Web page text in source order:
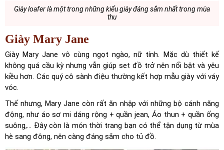
Giày loafer là một trong những kiểu giày đáng sắm nhất trong mùa
thu
Giày Mary Jane
Giày Mary Jane vô cùng ngọt ngào, nữ tính. Mặc dù thiết kế
không quá cầu kỳ nhưng vẫn giúp set đồ trở nên nổi bật và yêu
kiều hơn. Các quý cô sành điệu thường kết hợp mẫu giày với váy
vóc.
Thế nhưng, Mary Jane còn rất ăn nhập với những bộ cánh năng
động, như áo sơ mi dáng rộng + quần jean, Áo thun + quần ống
suông,… Đây còn là món thời trang bạn có thể tận dụng từ mùa
hè sang đông, nên càng đáng sắm cho tủ đồ.